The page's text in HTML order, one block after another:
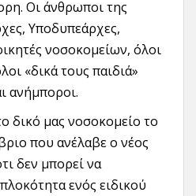
Οι άνθρωποι της
Υποδυπεάρχες,
νοσοκομείων, όλοι
«δικά τους παιδιά»
ανήμποροι.
δικό μας νοσοκομείο το
που ανέλαβε ο νέος
δεν μπορεί να
ενός ειδικού